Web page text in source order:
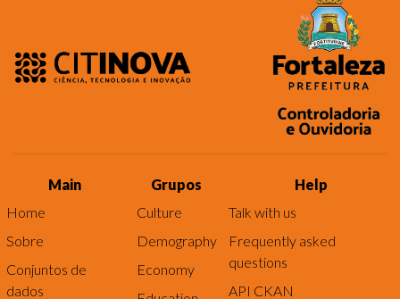
Main
Home
Sobre
Conjuntos de
dados
Grupos
Culture
Demography
Economy
Help
Talk with us
Frequently asked
questions
API CKAN